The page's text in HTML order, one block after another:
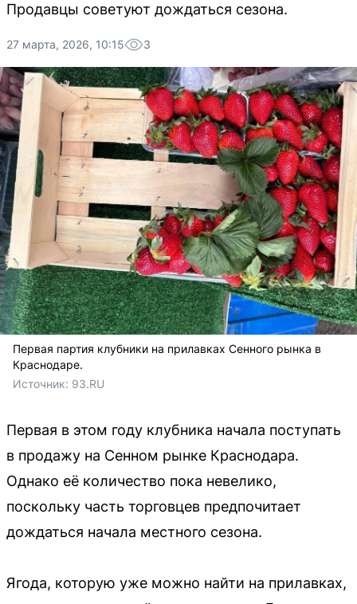
Продавцы советуют дождаться сезона.
27 марта, 2026, 10:15 3
Первая партия клубники на прилавках Сенного рынка в
Краснодаре.
Источник: 93.RU
Первая в этом году клубника начала поступать
в продажу на Сенном рынке Краснодара.
Однако её количество пока невелико,
поскольку часть торговцев предпочитает
дождаться начала местного сезона.
Ягода, которую уже можно найти на прилавках,